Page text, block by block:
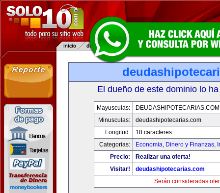
El dueño de este dominio lo
Mayusculas:
DEUDASHIPOTECARIAS.COM
Minusculas:
deudashipotecarias.com
Longitud:
18 caracteres
Categorias:
Economia, Dinero y Finanzas,
Precio:
Realizar una oferta!
Visitar!
deudashipotecarias.com
Serán consideradas